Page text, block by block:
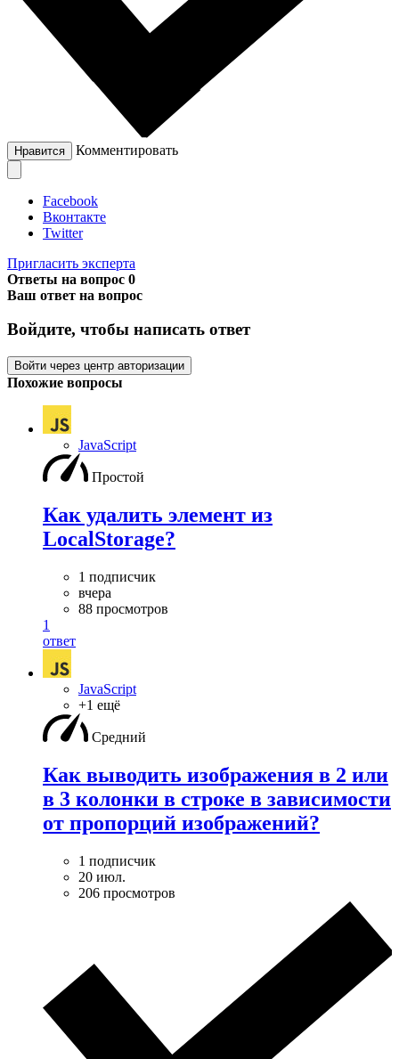
Нравится Комментировать
Facebook
Вконтакте
Twitter
Пригласить эксперта
Ответы на вопрос 0
Ваш ответ на вопрос
Войдите, чтобы написать ответ
Войти через центр авторизации
Похожие вопросы
JavaScript
Простой
Как удалить элемент из
LocalStorage?
1 подписчик
вчера
88 просмотров
1
ответ
JavaScript
+1 ещё
Средний
Как выводить изображения в 2 или
в 3 колонки в строке в зависимости
от пропорций изображений?
1 подписчик
20 июл.
206 просмотров